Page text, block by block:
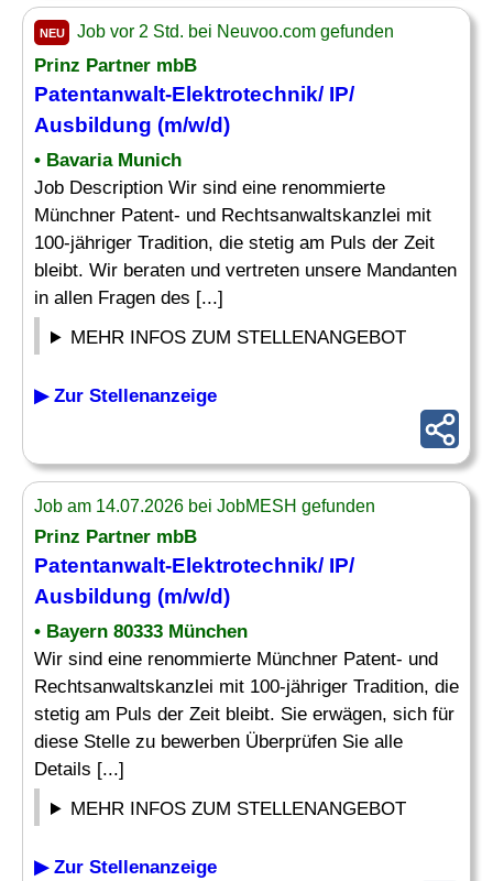
NEU Job vor 2 Std. bei Neuvoo.com gefunden
Prinz Partner mbB
Patentanwalt-Elektrotechnik/ IP/
Ausbildung (m/w/d)
• Bavaria Munich
Job Description Wir sind eine renommierte
Münchner Patent- und Rechtsanwaltskanzlei mit
100-jähriger Tradition, die stetig am Puls der Zeit
bleibt. Wir beraten und vertreten unsere Mandanten
in allen Fragen des [...]
MEHR INFOS ZUM STELLENANGEBOT
▶ Zur Stellenanzeige
Job am 14.07.2026 bei JobMESH gefunden
Prinz Partner mbB
Patentanwalt-Elektrotechnik/ IP/
Ausbildung (m/w/d)
• Bayern 80333 München
Wir sind eine renommierte Münchner Patent- und
Rechtsanwaltskanzlei mit 100-jähriger Tradition, die
stetig am Puls der Zeit bleibt. Sie erwägen, sich für
diese Stelle zu bewerben Überprüfen Sie alle
Details [...]
MEHR INFOS ZUM STELLENANGEBOT
▶ Zur Stellenanzeige